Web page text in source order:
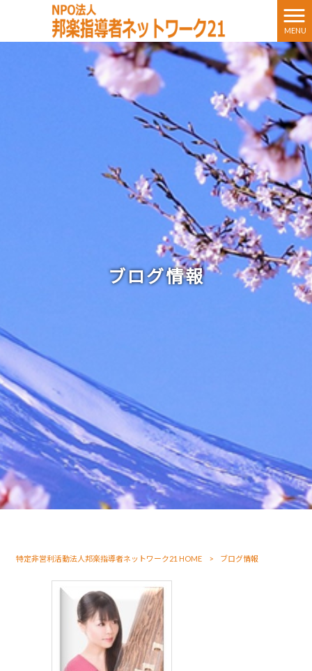
MENU
ブログ情報
特定非営利活動法人邦楽指導者ネットワーク21 HOME > ブログ情報